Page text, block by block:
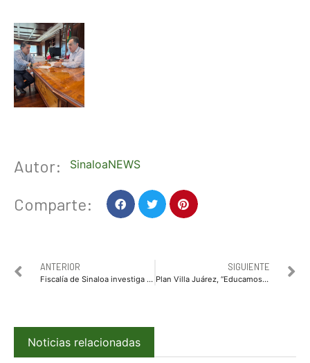
Autor: SinaloaNEWS
Comparte:
ANTERIOR
Fiscalía de Sinaloa investiga como homicidio doloso la muerte de siete internos en el penal de Aguaruto
SIGUIENTE
Plan Villa Juárez, “Educamos para La Paz”: La Secretaría de Educación Federal y la SEPyC encabezan Jornada Interinstitucional
Noticias relacionadas